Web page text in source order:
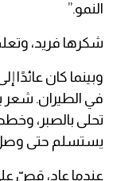
النمو.”
شكرها فريد،
وبينما كان عائدًا
في الطيران. شعر
تحلى بالصبر،
يستسلم حتى
عندما عاد، قصّ